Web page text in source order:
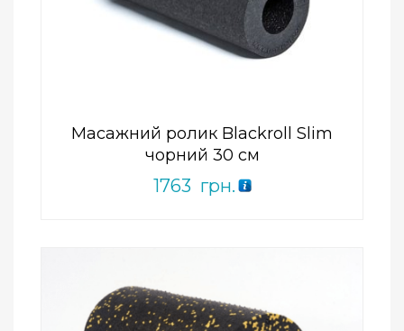
Масажний ролик Blackroll Slim
чорний 30 см
1763 грн.
ПРИДБАТИ